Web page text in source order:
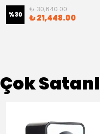
%30
₺ 30,640.00
₺ 21,448.00
Çok